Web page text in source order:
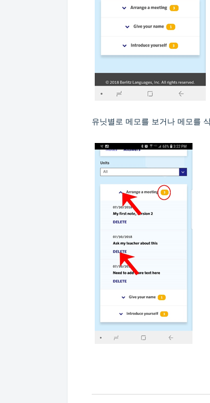
유닛별로 메모를 보거나 메모를